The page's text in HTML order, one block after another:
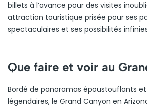
billets à l’avance pour des visites
attraction touristique prisée pour ses
spectaculaires et ses possibilités
Que faire et voir au
Bordé de panoramas époustouflants
légendaires, le Grand Canyon en